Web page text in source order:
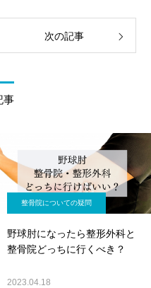
次の記事
事
整骨院についての疑問
野球肘になったら整形外科と
整骨院どっちに行くべき？
2023.04.18